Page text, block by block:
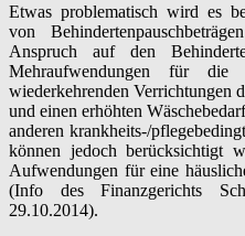
Etwas problematisch wird es
von
Anspruch auf den
Mehraufwendungen für die
wiederkehrenden Verrichtungen
und einen erhöhten
anderen krankheits-/
können jedoch berücksichtigt
Aufwendungen für eine
(Info des Finanzgerichts
29.10.2014).